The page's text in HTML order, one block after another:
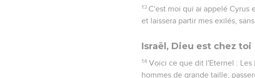
13 C'est moi qui ai appelé Cyrus
et laissera partir mes exilés,
Israël, Dieu est chez toi
14 Voici ce que dit l'Eternel : Les
hommes de grande taille,